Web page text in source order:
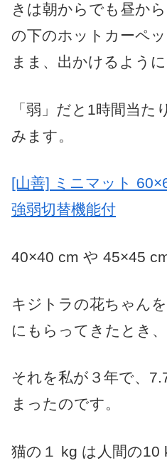
きは朝からでも昼か
の下のホットカーペ
まま、出かけるように
「弱」だと1時間当た
みます。
[山善] ミニマット
強弱切替機能付
40×40 cm や 45×45
キジトラの花ちゃん
にもらってきたとき、
それを私が３年で、
まったのです。
猫の１ kg は人間の10